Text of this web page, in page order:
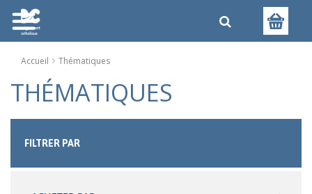
Accueil Thématiques
THÉMATIQUES
FILTRER PAR